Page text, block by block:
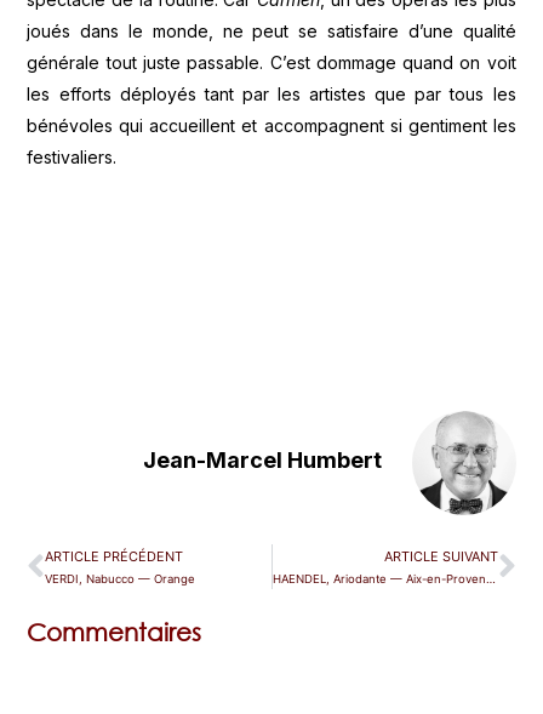
joués dans le monde, ne peut se satisfaire d’une qualité
générale tout juste passable. C’est dommage quand on voit
les efforts déployés tant par les artistes que par tous les
bénévoles qui accueillent et accompagnent si gentiment les
festivaliers.
Jean-Marcel Humbert
ARTICLE PRÉCÉDENT
VERDI, Nabucco — Orange
ARTICLE SUIVANT
Commentaires